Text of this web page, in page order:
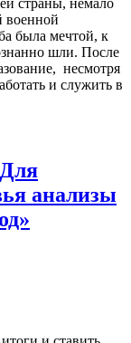
страны, немало
военной
была мечтой, к
шли. После
несмотря
и служить в
анализы